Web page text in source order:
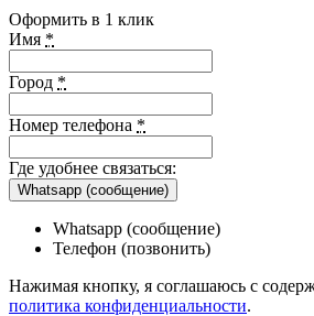
Оформить в 1 клик
Имя *
Город *
Номер телефона *
Где удобнее связаться:
Whatsapp (сообщение)
Whatsapp (сообщение)
Телефон (позвонить)
Нажимая кнопку, я соглашаюсь с
политика конфиденциальности.